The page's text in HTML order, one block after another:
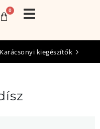
0
Karácsonyi kiegészítők